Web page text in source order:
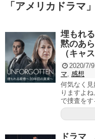
「 アメリカドラマ 」
埋もれ
黙のあ
（キャ
2020/7/9
マ, 感想
何気なく
りますよ
で捜査を
ドラマ